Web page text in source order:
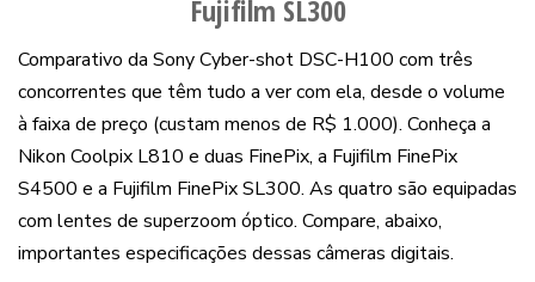
Fujifilm SL300
Comparativo da Sony Cyber-shot DSC-H100 com três
concorrentes que têm tudo a ver com ela, desde o volume
à faixa de preço (custam menos de R$ 1.000). Conheça a
Nikon Coolpix L810 e duas FinePix, a Fujifilm FinePix
S4500 e a Fujifilm FinePix SL300. As quatro são equipadas
com lentes de superzoom óptico. Compare, abaixo,
importantes especificações dessas câmeras digitais.